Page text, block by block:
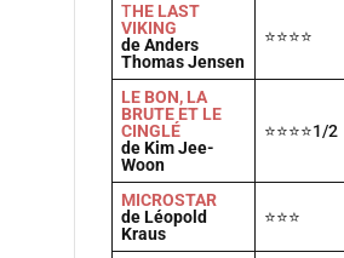
THE LAST
VIKING
de Anders
Thomas Jensen
⭐⭐⭐⭐
LE BON, LA
BRUTE ET LE
CINGLÉ
de Kim Jee-
Woon
⭐⭐⭐⭐1/2
MICROSTAR
de Léopold
Kraus
⭐⭐⭐